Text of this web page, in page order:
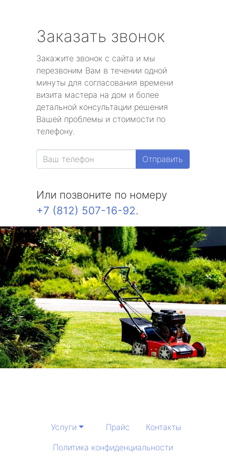
Заказать звонок
Закажите звонок с сайта и мы
перезвоним Вам в течении одной
минуты для согласования времени
визита мастера на дом и более
детальной консультации решения
Вашей проблемы и стоимости по
телефону.
Отправить
Или позвоните по номеру
+7 (812) 507-16-92.
Услуги Прайс
Контакты
Политика конфиденциальности